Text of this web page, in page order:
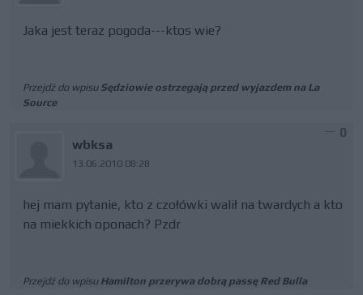
Jaka jest teraz pogoda---ktos wie?
Przejdź do wpisu Sędziowie ostrzegają przed wyjazdem na La
Source
wbksa
13.06.2010 08:28
0
hej mam pytanie, kto z czołówki walił na twardych a kto
na miekkich oponach? Pzdr
Przejdź do wpisu Hamilton przerywa dobrą passę Red Bulla